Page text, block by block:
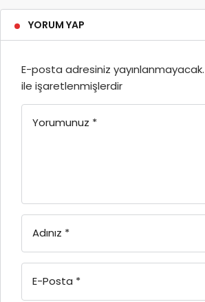
YORUM YAP
E-posta adresiniz yayınlanmayacak.
ile işaretlenmişlerdir
Yorumunuz *
Adınız *
E-Posta *